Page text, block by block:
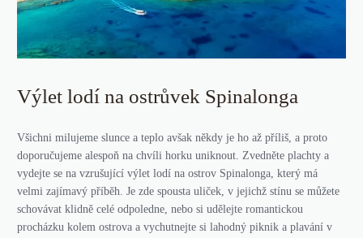
Výlet lodí na ostrůvek Spinalonga
Všichni milujeme slunce a teplo avšak někdy je ho až příliš, a proto
doporučujeme alespoň na chvíli horku uniknout. Zvedněte plachty a
vydejte se na vzrušující výlet lodí na ostrov Spinalonga, který má
velmi zajímavý příběh. Je zde spousta uliček, v jejichž stínu se můžete
schovávat klidně celé odpoledne, nebo si udělejte romantickou
procházku kolem ostrova a vychutnejte si lahodný piknik a plavání v